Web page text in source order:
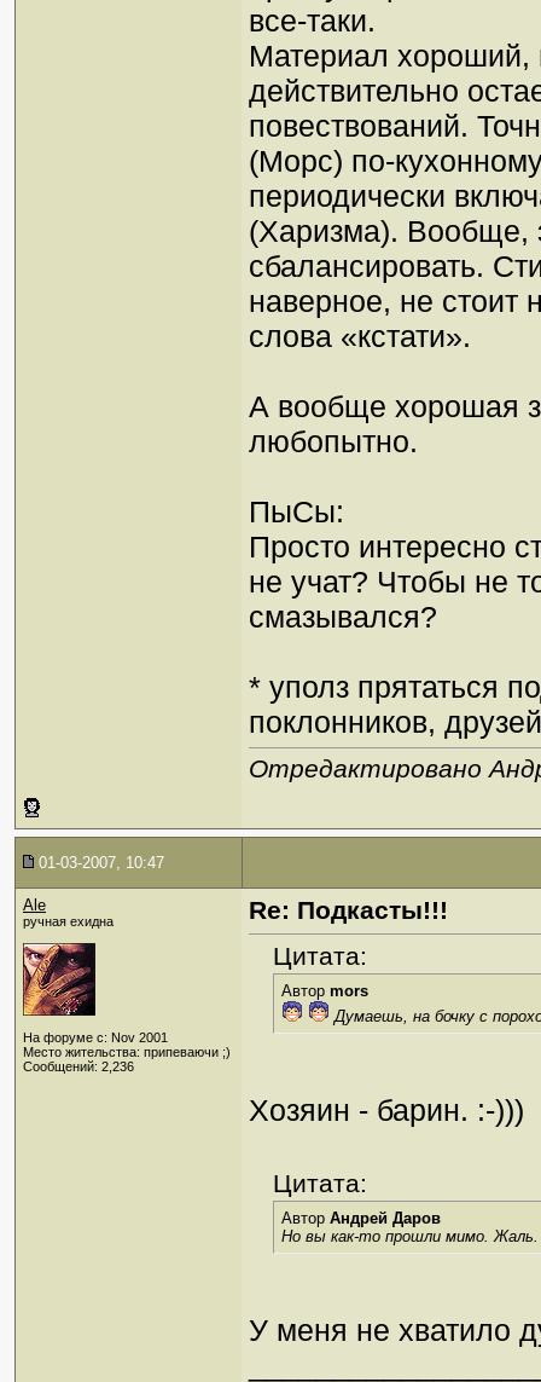
все-таки.
Материал хороший,
действительно
повествований.
(Морс) по-
периодически
(Харизма). Вообще,
сбалансировать.
наверное, не стоит
слова «кстати».
А вообще хорошая
любопытно.
ПыСы:
Просто интересно
не учат? Чтобы не
смазывался?
* уполз прятаться
поклонников,
Отредактировано
01-03-2007, 10:47
Ale
ручная ехидна
На форуме с: Nov 2001
Место жительства: припеваючи ;)
Сообщений: 2,236
Re: Подкасты!!!
Цитата:
Автор mors
Думаешь, на бочку с
Хозяин - барин. :-)))
Цитата:
Автор Андрей Даров
Но вы как-то прошли мимо. Жаль.
У меня не хватило